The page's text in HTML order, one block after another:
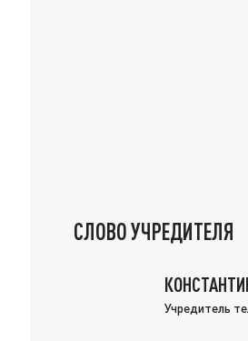
СЛОВО УЧРЕДИТЕЛЯ
Учредитель